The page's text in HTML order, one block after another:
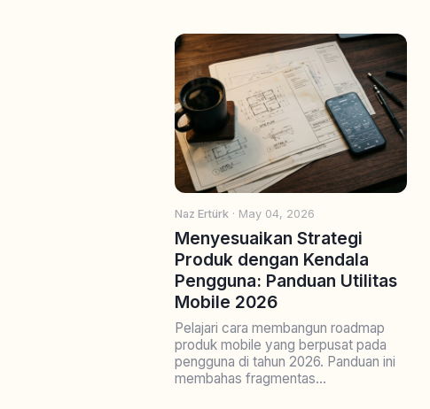
Naz Ertürk · May 04, 2026
Menyesuaikan Strategi
Produk dengan Kendala
Pengguna: Panduan Utilitas
Mobile 2026
Pelajari cara membangun roadmap
produk mobile yang berpusat pada
pengguna di tahun 2026. Panduan ini
membahas fragmentas...